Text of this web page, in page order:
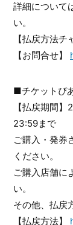
詳細について
い。
【払戻方法チ
【お問合せ】
■チケットぴ
【払戻期間
23:59まで
ご購入・発券
ください。
ご購入店舗に
い。
その他、払戻
【払戻方法】